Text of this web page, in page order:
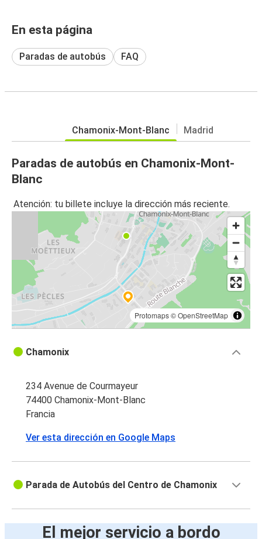
En esta página
Paradas de autobús FAQ
Chamonix-Mont-Blanc Madrid
Paradas de autobús en Chamonix-Mont-
Blanc
Atención: tu billete incluye la dirección más reciente.
Protomaps©OpenStreetMap
Chamonix
234 Avenue de Courmayeur
74400 Chamonix-Mont-Blanc
Francia
Ver esta dirección en Google Maps
Parada de Autobús del Centro de Chamonix
El mejor servicio a bordo